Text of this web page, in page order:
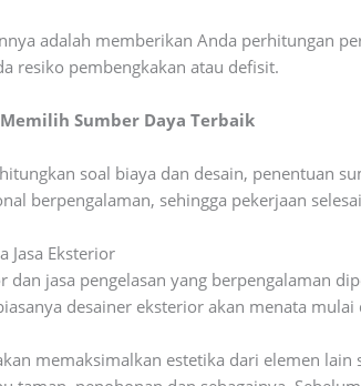
adalah memberikan Anda perhitungan
resiko pembengkakan atau defisit.
Sumber Daya Terbaik
soal biaya dan desain, penentuan
berpengalaman, sehingga pekerjaan
Jasa Eksterior
dan jasa pengelasan yang berpengalaman
desainer eksterior akan menata
memaksimalkan estetika dari elemen